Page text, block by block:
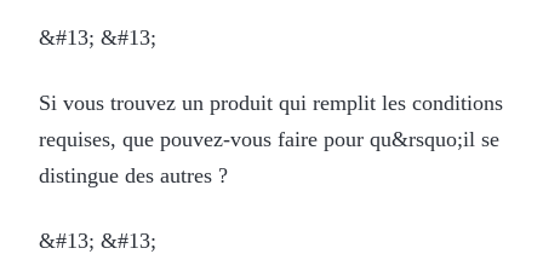
&#13; &#13;
Si vous trouvez un produit qui remplit les conditions
requises, que pouvez-vous faire pour qu&rsquo;il se
distingue des autres ?
&#13; &#13;